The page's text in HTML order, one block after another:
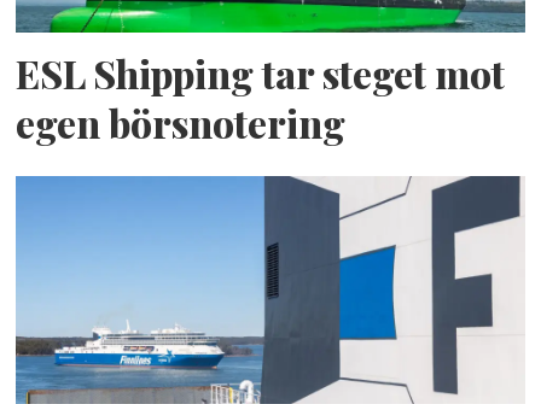
ESL Shipping tar steget mot
egen börsnotering